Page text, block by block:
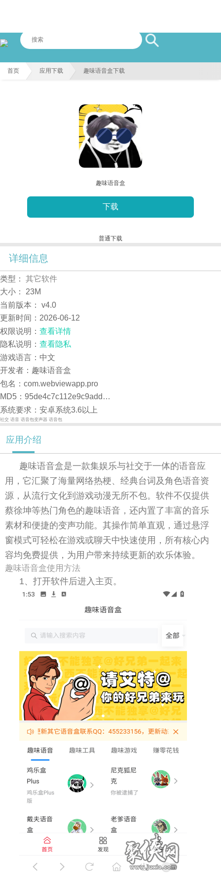
首页 应用下载 趣味语音盒下载
趣味语音盒
下载
普通下载
详细信息
类型：
其它软件
大小：
23M
当前版本：
v4.0
更新时间： 2026-06-12
权限说明： 查看详情
隐私说明： 查看隐私
游戏语言：中文
开发者：趣味语音盒
包名：com.webviewapp.pro
MD5：95de4c7c112e9c9add036ab67ef0fe37
系统要求：安卓系统3.6以上
社交 语音 语音包变声器 语音包
应用介绍
趣味语音盒是一款集娱乐与社交于一体的语音应
用，它汇聚了海量网络热梗、经典台词及角色语音资
源，从流行文化到游戏动漫无所不包。软件不仅提供
蔡徐坤等热门角色的趣味语音，还内置了丰富的音乐
素材和便捷的变声功能。其操作简单直观，通过悬浮
窗模式可轻松在游戏或聊天中快速使用，所有核心内
容均免费提供，为用户带来持续更新的欢乐体验。
趣味语音盒使用方法
1、打开软件后进入主页。